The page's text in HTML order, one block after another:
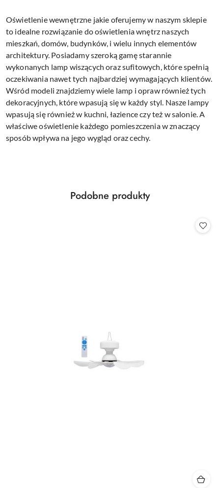
Oświetlenie wewnętrzne jakie oferujemy w naszym sklepie
to idealne rozwiązanie do oświetlenia wnętrz naszych
mieszkań, domów, budynków, i wielu innych elementów
architektury. Posiadamy szeroką gamę starannie
wykonanych lamp wiszących oraz sufitowych, które spełnią
oczekiwania nawet tych najbardziej wymagających klientów.
Wśród modeli znajdziemy wiele lamp i opraw również tych
dekoracyjnych, które wpasują się w każdy styl. Nasze lampy
wpasują się również w kuchni, łazience czy też w salonie. A
właściwe oświetlenie każdego pomieszczenia w znaczący
sposób wpływa na jego wygląd oraz cechy.
Pomiń karuzelę produktów
Produkty
Podobne produkty